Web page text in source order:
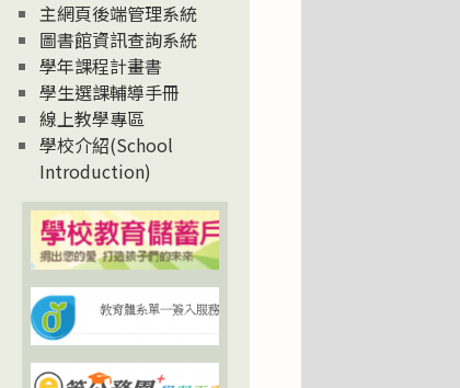
主網頁後端管理系統
圖書館資訊查詢系統
學年課程計畫書
學生選課輔導手冊
線上教學專區
學校介紹(School
Introduction)